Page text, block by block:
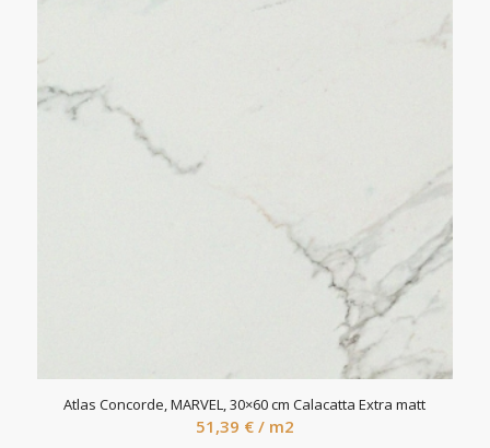
Atlas Concorde, MARVEL, 30×60 cm Calacatta Extra matt
51,39 € / m2